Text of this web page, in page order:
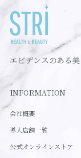
エビデンスのある
INFORMATION
会社概要
導入店舗一覧
公式オンラインストア